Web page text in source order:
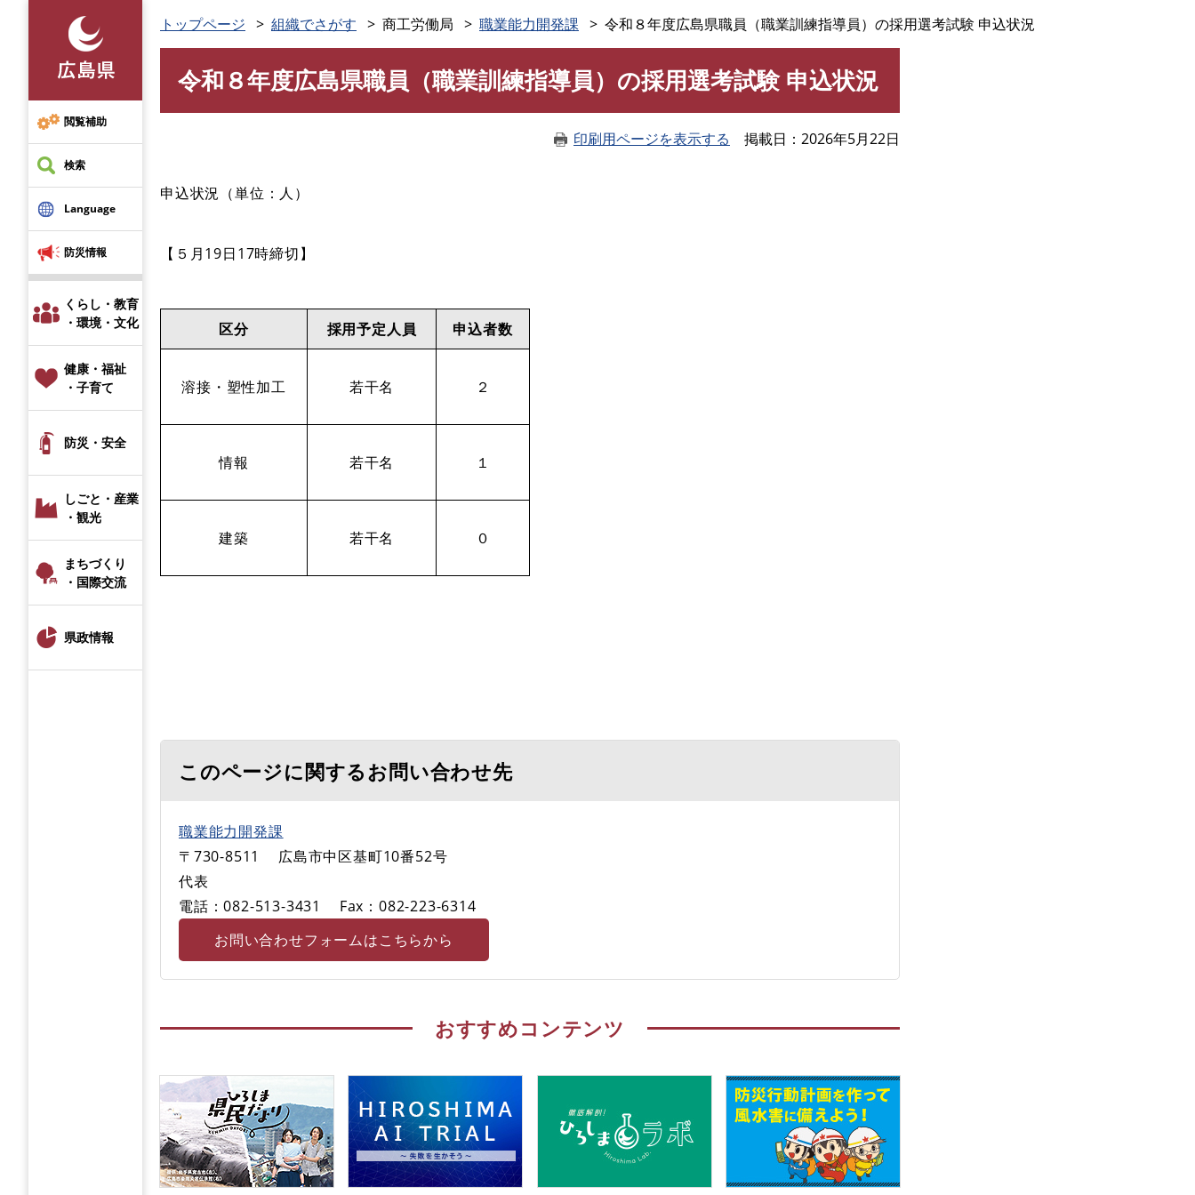
先
頭
で
す
閲覧補助
検索
Language
防災情報
くらし・教育
・環境・文化
健康・福祉
・子育て
防災・安全
しごと・産業
・観光
まちづくり
・国際交流
県政情報
トップページ 組織でさがす 商工労働局 職業能力開発課 令和８年度広島県職員（職業訓練指導員）の採用選考試験 申込状況
令和８年度広島県職員（職業訓練指導員）の採用選考試験 申込状況
印刷用ページを表示する 掲載日 2026年5月22日
申込状況（単位：人）
【５月19日17時締切】
区分 採用予定人員 申込者数
​溶接・塑性加工 若干名 ２
情報 若干名 １
建築 若干名 ０
このページに関するお問い合わせ先
職業能力開発課
〒730-8511
広島市中区基町10番52号
代表
電話：082-513-3431
Fax：082-223-6314
お問い合わせフォームはこちらから
おすすめコンテンツ